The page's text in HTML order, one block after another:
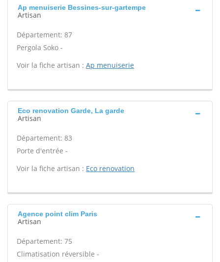
Ap menuiserie Bessines-sur-gartempe
Artisan
Département: 87
Pergola Soko -
Voir la fiche artisan : Ap menuiserie
Eco renovation Garde, La garde
Artisan
Département: 83
Porte d'entrée -
Voir la fiche artisan : Eco renovation
Agence point clim Paris
Artisan
Département: 75
Climatisation réversible -